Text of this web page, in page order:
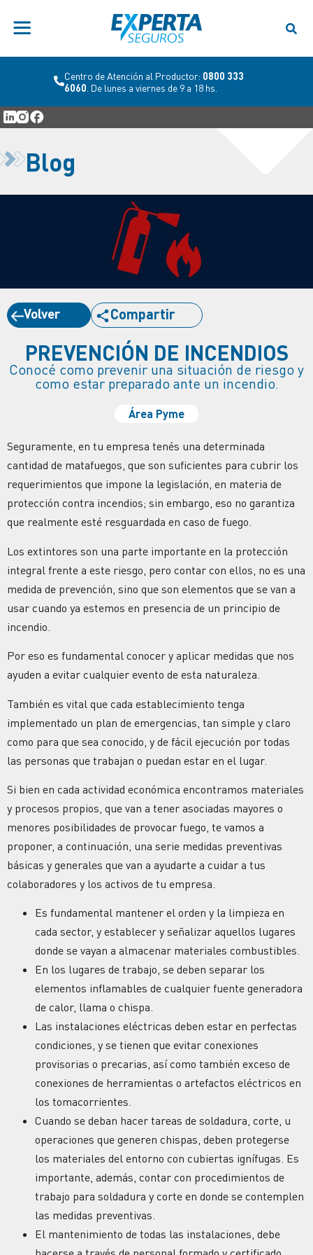
Centro de Atención al Productor: 0800 333
6060 . De lunes a viernes de 9 a 18 hs.
Blog
Volver Compartir
PREVENCIÓN DE INCENDIOS
Conocé como prevenir una situación de riesgo y
como estar preparado ante un incendio.
Área Pyme
Seguramente, en tu empresa tenés una determinada
cantidad de matafuegos, que son suficientes para cubrir los
requerimientos que impone la legislación, en materia de
protección contra incendios; sin embargo, eso no garantiza
que realmente esté resguardada en caso de fuego.
Los extintores son una parte importante en la protección
integral frente a este riesgo, pero contar con ellos, no es una
medida de prevención, sino que son elementos que se van a
usar cuando ya estemos en presencia de un principio de
incendio.
Por eso es fundamental conocer y aplicar medidas que nos
ayuden a evitar cualquier evento de esta naturaleza.
También es vital que cada establecimiento tenga
implementado un plan de emergencias, tan simple y claro
como para que sea conocido, y de fácil ejecución por todas
las personas que trabajan o puedan estar en el lugar.
Si bien en cada actividad económica encontramos materiales
y procesos propios, que van a tener asociadas mayores o
menores posibilidades de provocar fuego, te vamos a
proponer, a continuación, una serie medidas preventivas
básicas y generales que van a ayudarte a cuidar a tus
colaboradores y los activos de tu empresa.
Es fundamental mantener el orden y la limpieza en
cada sector, y establecer y señalizar aquellos lugares
donde se vayan a almacenar materiales combustibles.
En los lugares de trabajo, se deben separar los
elementos inflamables de cualquier fuente generadora
de calor, llama o chispa.
Las instalaciones eléctricas deben estar en perfectas
condiciones, y se tienen que evitar conexiones
provisorias o precarias, así como también exceso de
conexiones de herramientas o artefactos eléctricos en
los tomacorrientes.
Cuando se deban hacer tareas de soldadura, corte, u
operaciones que generen chispas, deben protegerse
los materiales del entorno con cubiertas ignífugas. Es
importante, además, contar con procedimientos de
trabajo para soldadura y corte en donde se contemplen
las medidas preventivas.
El mantenimiento de todas las instalaciones, debe